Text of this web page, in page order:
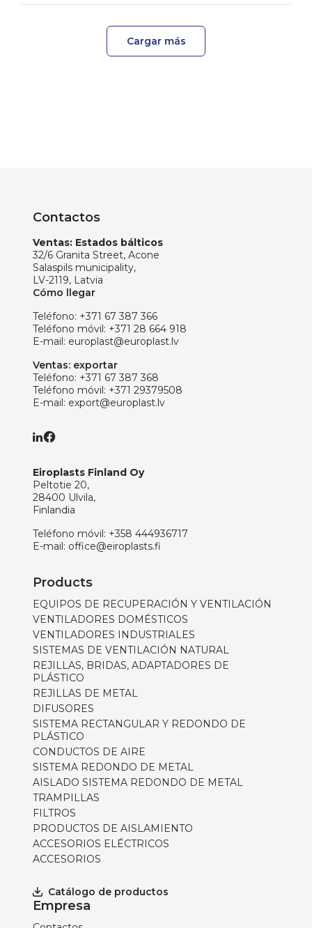
Cargar más
Contactos
Ventas: Estados bálticos
32/6 Granita Street, Acone
Salaspils municipality,
LV-2119, Latvia
Cómo llegar
Teléfono: +371 67 387 366
Teléfono móvil: +371 28 664 918
E-mail: europlast@europlast.lv
Ventas: exportar
Teléfono: +371 67 387 368
Teléfono móvil: +371 29379508
E-mail: export@europlast.lv
Eiroplasts Finland Oy
Peltotie 20,
28400 Ulvila,
Finlandia
Teléfono móvil: +358 444936717
E-mail: office@eiroplasts.fi
Products
EQUIPOS DE RECUPERACIÓN Y VENTILACIÓN
VENTILADORES DOMÉSTICOS
VENTILADORES INDUSTRIALES
SISTEMAS DE VENTILACIÓN NATURAL
REJILLAS, BRIDAS, ADAPTADORES DE
PLÁSTICO
REJILLAS DE METAL
DIFUSORES
SISTEMA RECTANGULAR Y REDONDO DE
PLÁSTICO
CONDUCTOS DE AIRE
SISTEMA REDONDO DE METAL
AISLADO SISTEMA REDONDO DE METAL
TRAMPILLAS
FILTROS
PRODUCTOS DE AISLAMIENTO
ACCESORIOS ELÉCTRICOS
ACCESORIOS
Catálogo de productos
Empresa